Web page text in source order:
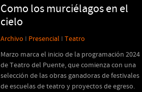
de
el
Como los murciélagos en el
cielo
Archivo I Presencial I Teatro
Marzo marca el inicio de la programación 2024
de Teatro del Puente, que comienza con una
selección de las obras ganadoras de festivales
de escuelas de teatro y proyectos de egreso.